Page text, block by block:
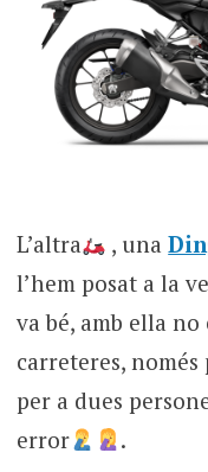
L’altra , una
l’hem posat a la
va bé, amb ella
carreteres,
per a dues
error
.